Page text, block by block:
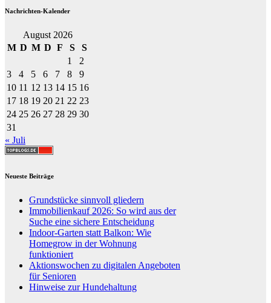
Nachrichten-Kalender
August 2026
M D M D F S
S
1
2
3
4 5 6 7 8
9
10 11 12 13 14 15 16
17 18 19 20 21 22 23
24 25 26 27 28 29 30
31
« Juli
Neueste Beiträge
Grundstücke sinnvoll gliedern
Immobilienkauf 2026: So wird aus der
Suche eine sichere Entscheidung
Indoor-Garten statt Balkon: Wie
Homegrow in der Wohnung
funktioniert
Aktionswochen zu digitalen Angeboten
für Senioren
Hinweise zur Hundehaltung